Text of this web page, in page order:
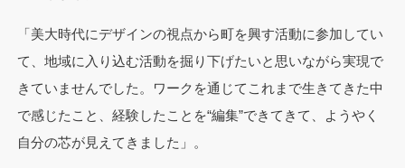
「美大時代にデザインの視点から町を興す活動に参加してい
て、地域に入り込む活動を掘り下げたいと思いながら実現で
きていませんでした。ワークを通じてこれまで生きてきた中
で感じたこと、経験したことを“編集”できてきて、ようやく
自分の芯が見えてきました」。